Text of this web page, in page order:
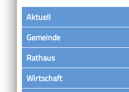
Aktuell
Gemeinde
Rathaus
Wirtschaft